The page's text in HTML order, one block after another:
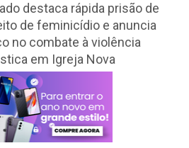
destaca rápida prisão de
de feminicídio e anuncia
no combate à violência
em Igreja Nova